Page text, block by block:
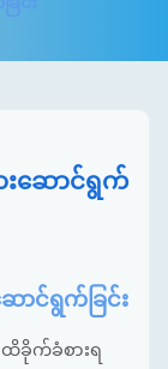
းဆောင်ရွက်
ာင်ရွက်ခြင်း
ထိခိုက်ခံစားရ